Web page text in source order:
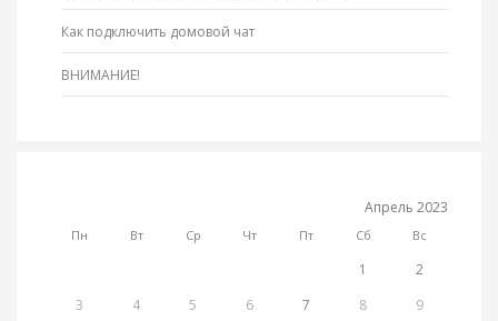
Как подключить домовой чат
ВНИМАНИЕ!
Апрель 2023
Пн Вт Ср Чт Пт Сб Вс
1
2
3
4 5 6 7 8 9